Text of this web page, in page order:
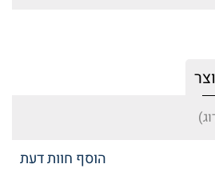
הוסף חוות דעת